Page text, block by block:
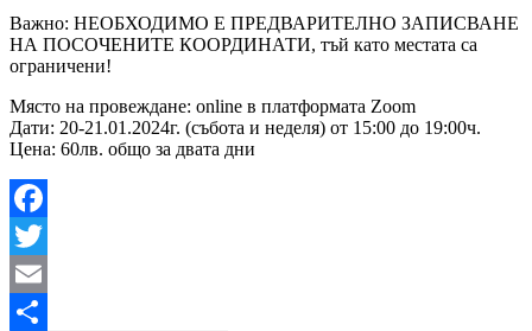
Важно: НЕОБХОДИМО Е ПРЕДВАРИТЕЛНО ЗАПИСВАНЕ
НА ПОСОЧЕНИТЕ КООРДИНАТИ, тъй като местата са
ограничени!
Място на провеждане: online в платформата Zoom
Дати: 20-21.01.2024г. (събота и неделя) от 15:00 до 19:00ч.
Цена: 60лв. общо за двата дни
Facebook
Twitter
Email